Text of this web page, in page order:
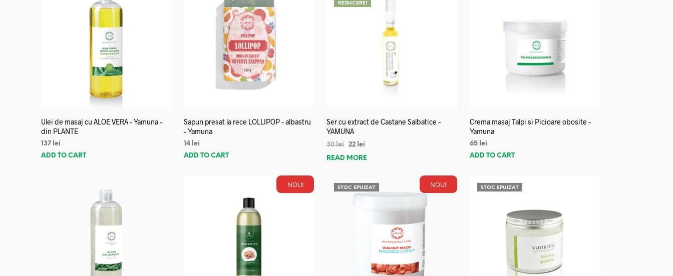
Ulei de masaj cu ALOE VERA – Yamuna –
din PLANTE
137 lei
ADD TO CART
Sapun presat la rece LOLLIPOP – albastru
– Yamuna
14 lei
ADD TO CART
REDUCERE!
Ser cu extract de Castane Salbatice –
YAMUNA
30lei 22 lei
READ MORE
Crema masaj Talpi si Picioare obosite –
Yamuna
65 lei
ADD TO CART
NOU! NOU!
STOC EPUIZAT STOC EPUIZAT